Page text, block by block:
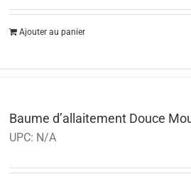
Ajouter au panier
Baume d’allaitement Douce
UPC: N/A